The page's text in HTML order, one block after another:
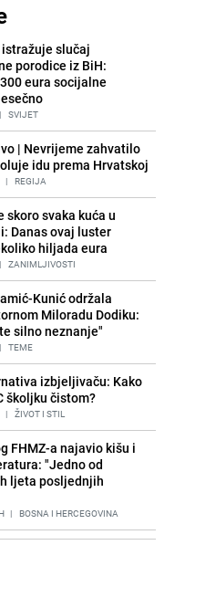
slučaj
porodice iz BiH:
eura socijalne
| SVIJET
| Nevrijeme zahvatilo
idu prema Hrvatskoj
| REGIJA
skoro svaka kuća u
Danas ovaj luster
hiljada eura
| ZANIMLJIVOSTI
Kunić održala
Miloradu Dodiku:
silno neznanje"
| TEME
izbjeljivaču: Kako
školjku čistom?
| ŽIVOT I STIL
FHMZ-a najavio kišu i
"Jedno od
ljeta posljednjih
| BOSNA I HERCEGOVINA